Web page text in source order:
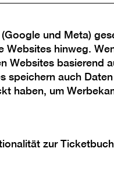
und Meta)
Websites hinweg.
Websites basierend
speichern auch
haben, um
zur